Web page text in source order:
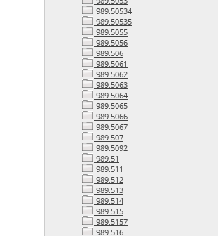
989.50534
989.50535
989.5055
989.5056
989.506
989.5061
989.5062
989.5063
989.5064
989.5065
989.5066
989.5067
989.507
989.5092
989.51
989.511
989.512
989.513
989.514
989.515
989.5157
989.516